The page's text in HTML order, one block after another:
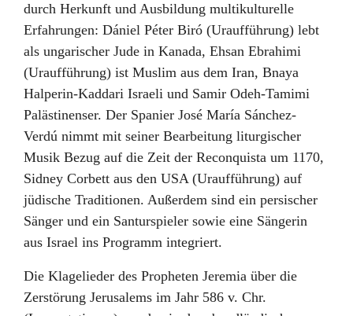
durch Herkunft und Ausbildung multikulturelle
Erfahrungen: Dániel Péter Biró (Uraufführung) lebt
als ungarischer Jude in Kanada, Ehsan Ebrahimi
(Uraufführung) ist Muslim aus dem Iran, Bnaya
Halperin-Kaddari Israeli und Samir Odeh-Tamimi
Palästinenser. Der Spanier José María Sánchez-
Verdú nimmt mit seiner Bearbeitung liturgischer
Musik Bezug auf die Zeit der Reconquista um 1170,
Sidney Corbett aus den USA (Uraufführung) auf
jüdische Traditionen. Außerdem sind ein persischer
Sänger und ein Santurspieler sowie eine Sängerin
aus Israel ins Programm integriert.
Die Klagelieder des Propheten Jeremia über die
Zerstörung Jerusalems im Jahr 586 v. Chr.